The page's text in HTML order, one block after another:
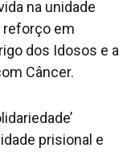
na unidade
reforço em
dos Idosos e a
Câncer.
prisional e